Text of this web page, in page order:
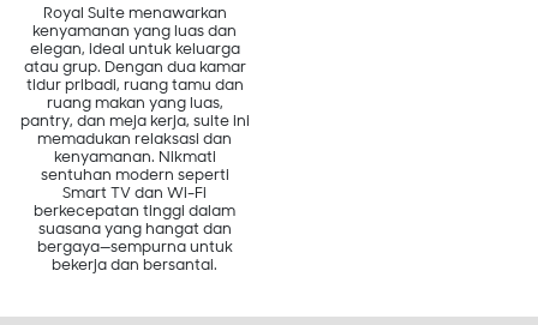
Royal Suite menawarkan
kenyamanan yang luas dan
elegan, ideal untuk keluarga
atau grup. Dengan dua kamar
tidur pribadi, ruang tamu dan
ruang makan yang luas,
pantry, dan meja kerja, suite ini
memadukan relaksasi dan
kenyamanan. Nikmati
sentuhan modern seperti
Smart TV dan Wi-Fi
berkecepatan tinggi dalam
suasana yang hangat dan
bergaya—sempurna untuk
bekerja dan bersantai.